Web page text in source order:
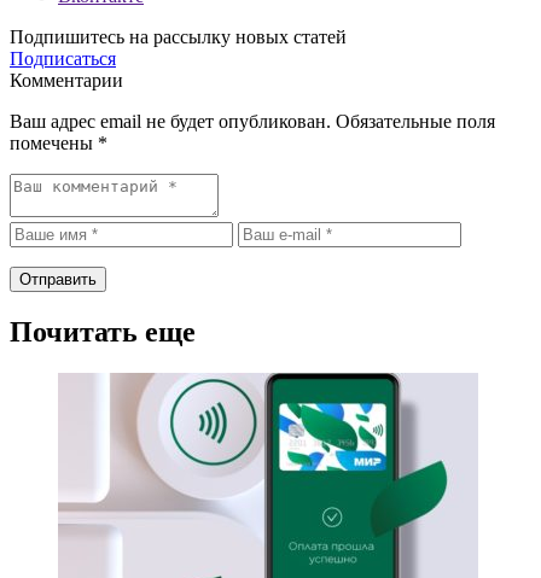
Подпишитесь на рассылку новых статей
Подписаться
Комментарии
Ваш адрес email не будет опубликован. Обязательные поля
помечены *
Почитать еще